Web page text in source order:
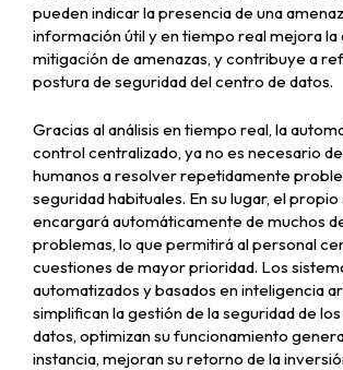
pueden indicar la presencia de una
información útil y en tiempo real mejora la
mitigación de amenazas, y contribuye a
postura de seguridad del centro de datos.
Gracias al análisis en tiempo real, la
control centralizado, ya no es necesario
humanos a resolver repetidamente
seguridad habituales. En su lugar, el
encargará automáticamente de muchos
problemas, lo que permitirá al personal
cuestiones de mayor prioridad. Los
automatizados y basados en inteligencia
simplifican la gestión de la seguridad de
datos, optimizan su funcionamiento
instancia, mejoran su retorno de la